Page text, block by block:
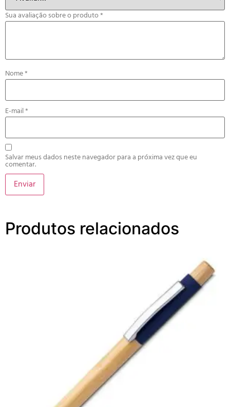
Sua avaliação sobre o produto*
Nome*
E-mail*
Salvar meus dados neste navegador para a próxima vez que eu
comentar.
Produtos relacionados